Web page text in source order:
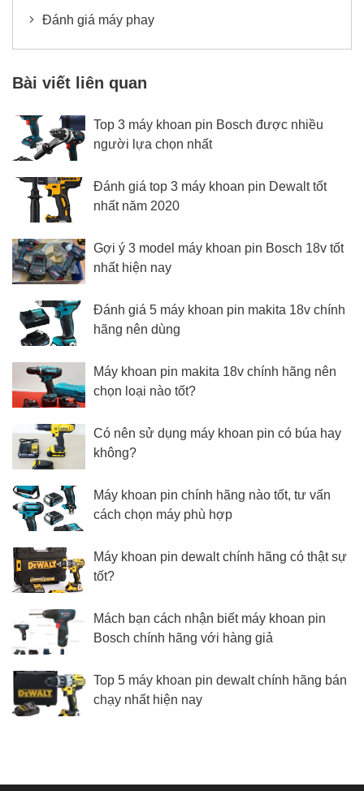
Đánh giá máy phay
Bài viết liên quan
Top 3 máy khoan pin Bosch được nhiều
người lựa chọn nhất
Đánh giá top 3 máy khoan pin Dewalt tốt
nhất năm 2020
Gợi ý 3 model máy khoan pin Bosch 18v tốt
nhất hiện nay
Đánh giá 5 máy khoan pin makita 18v chính
hãng nên dùng
Máy khoan pin makita 18v chính hãng nên
chọn loại nào tốt?
Có nên sử dụng máy khoan pin có búa hay
không?
Máy khoan pin chính hãng nào tốt, tư vấn
cách chọn máy phù hợp
Máy khoan pin dewalt chính hãng có thật sự
tốt?
Mách bạn cách nhận biết máy khoan pin
Bosch chính hãng với hàng giả
Top 5 máy khoan pin dewalt chính hãng bán
chạy nhất hiện nay